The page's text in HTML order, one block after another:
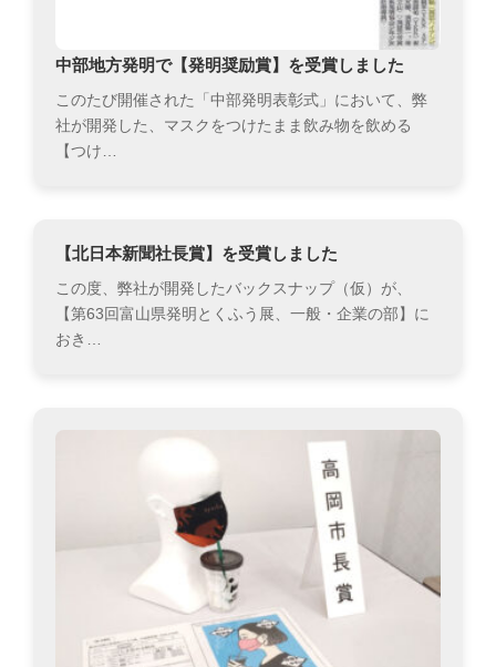
中部地方発明で【発明奨励賞】を受賞しました
このたび開催された「中部発明表彰式」において、弊
社が開発した、マスクをつけたまま飲み物を飲める
【つけ…
【北日本新聞社長賞】を受賞しました
この度、弊社が開発したバックスナップ（仮）が、
【第63回富山県発明とくふう展、一般・企業の部】に
おき…